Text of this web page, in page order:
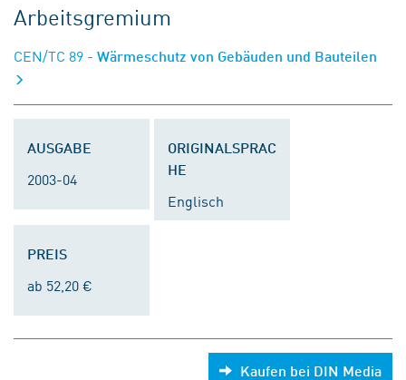
Arbeitsgremium
CEN/TC 89 - Wärmeschutz von Gebäuden und Bauteilen
AUSGABE
2003-04
ORIGINALSPRAC
HE
Englisch
PREIS
ab 52,20 €
Kaufen bei DIN Media